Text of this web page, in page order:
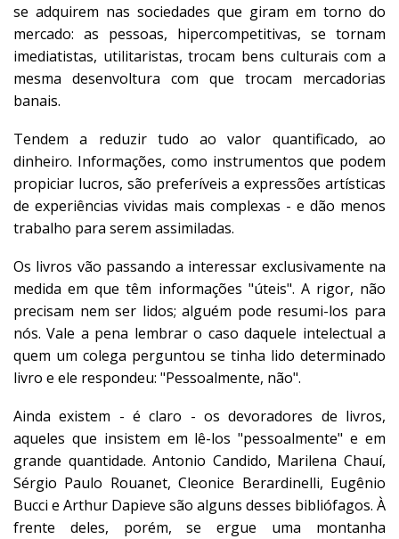
se adquirem nas sociedades que giram em torno do
mercado: as pessoas, hipercompetitivas, se tornam
imediatistas, utilitaristas, trocam bens culturais com a
mesma desenvoltura com que trocam mercadorias
banais.
Tendem a reduzir tudo ao valor quantificado, ao
dinheiro. Informações, como instrumentos que podem
propiciar lucros, são preferíveis a expressões artísticas
de experiências vividas mais complexas - e dão menos
trabalho para serem assimiladas.
Os livros vão passando a interessar exclusivamente na
medida em que têm informações "úteis". A rigor, não
precisam nem ser lidos; alguém pode resumi-los para
nós. Vale a pena lembrar o caso daquele intelectual a
quem um colega perguntou se tinha lido determinado
livro e ele respondeu: "Pessoalmente, não".
Ainda existem - é claro - os devoradores de livros,
aqueles que insistem em lê-los "pessoalmente" e em
grande quantidade. Antonio Candido, Marilena Chauí,
Sérgio Paulo Rouanet, Cleonice Berardinelli, Eugênio
Bucci e Arthur Dapieve são alguns desses bibliófagos. À
frente deles, porém, se ergue uma montanha